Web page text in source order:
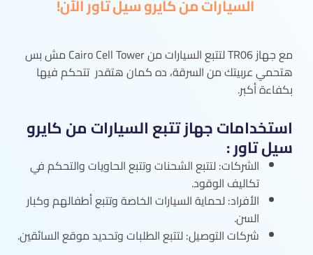
السيارات من كايرو سيل تاور الآن!
مع جهاز TR06 لتتبع السيارات من Cairo Cell Tower مش بس
هتحمي عربيتك من السرقة، ده كمان هتقدر تتحكم فيها
بكفاءة أكبر.
استخدامات جهاز تتبع السيارات من كايرو
سيل تاور :
الشركات: لتتبع الشحنات وتتبع الحاويات والتحكم في
تكاليف الوقود.
الأفراد: لحماية السيارات الخاصة وتتبع أطفالهم وكبار
السن.
شركات التوصيل: لتتبع الطلبات وتحديد موقع السائقين.